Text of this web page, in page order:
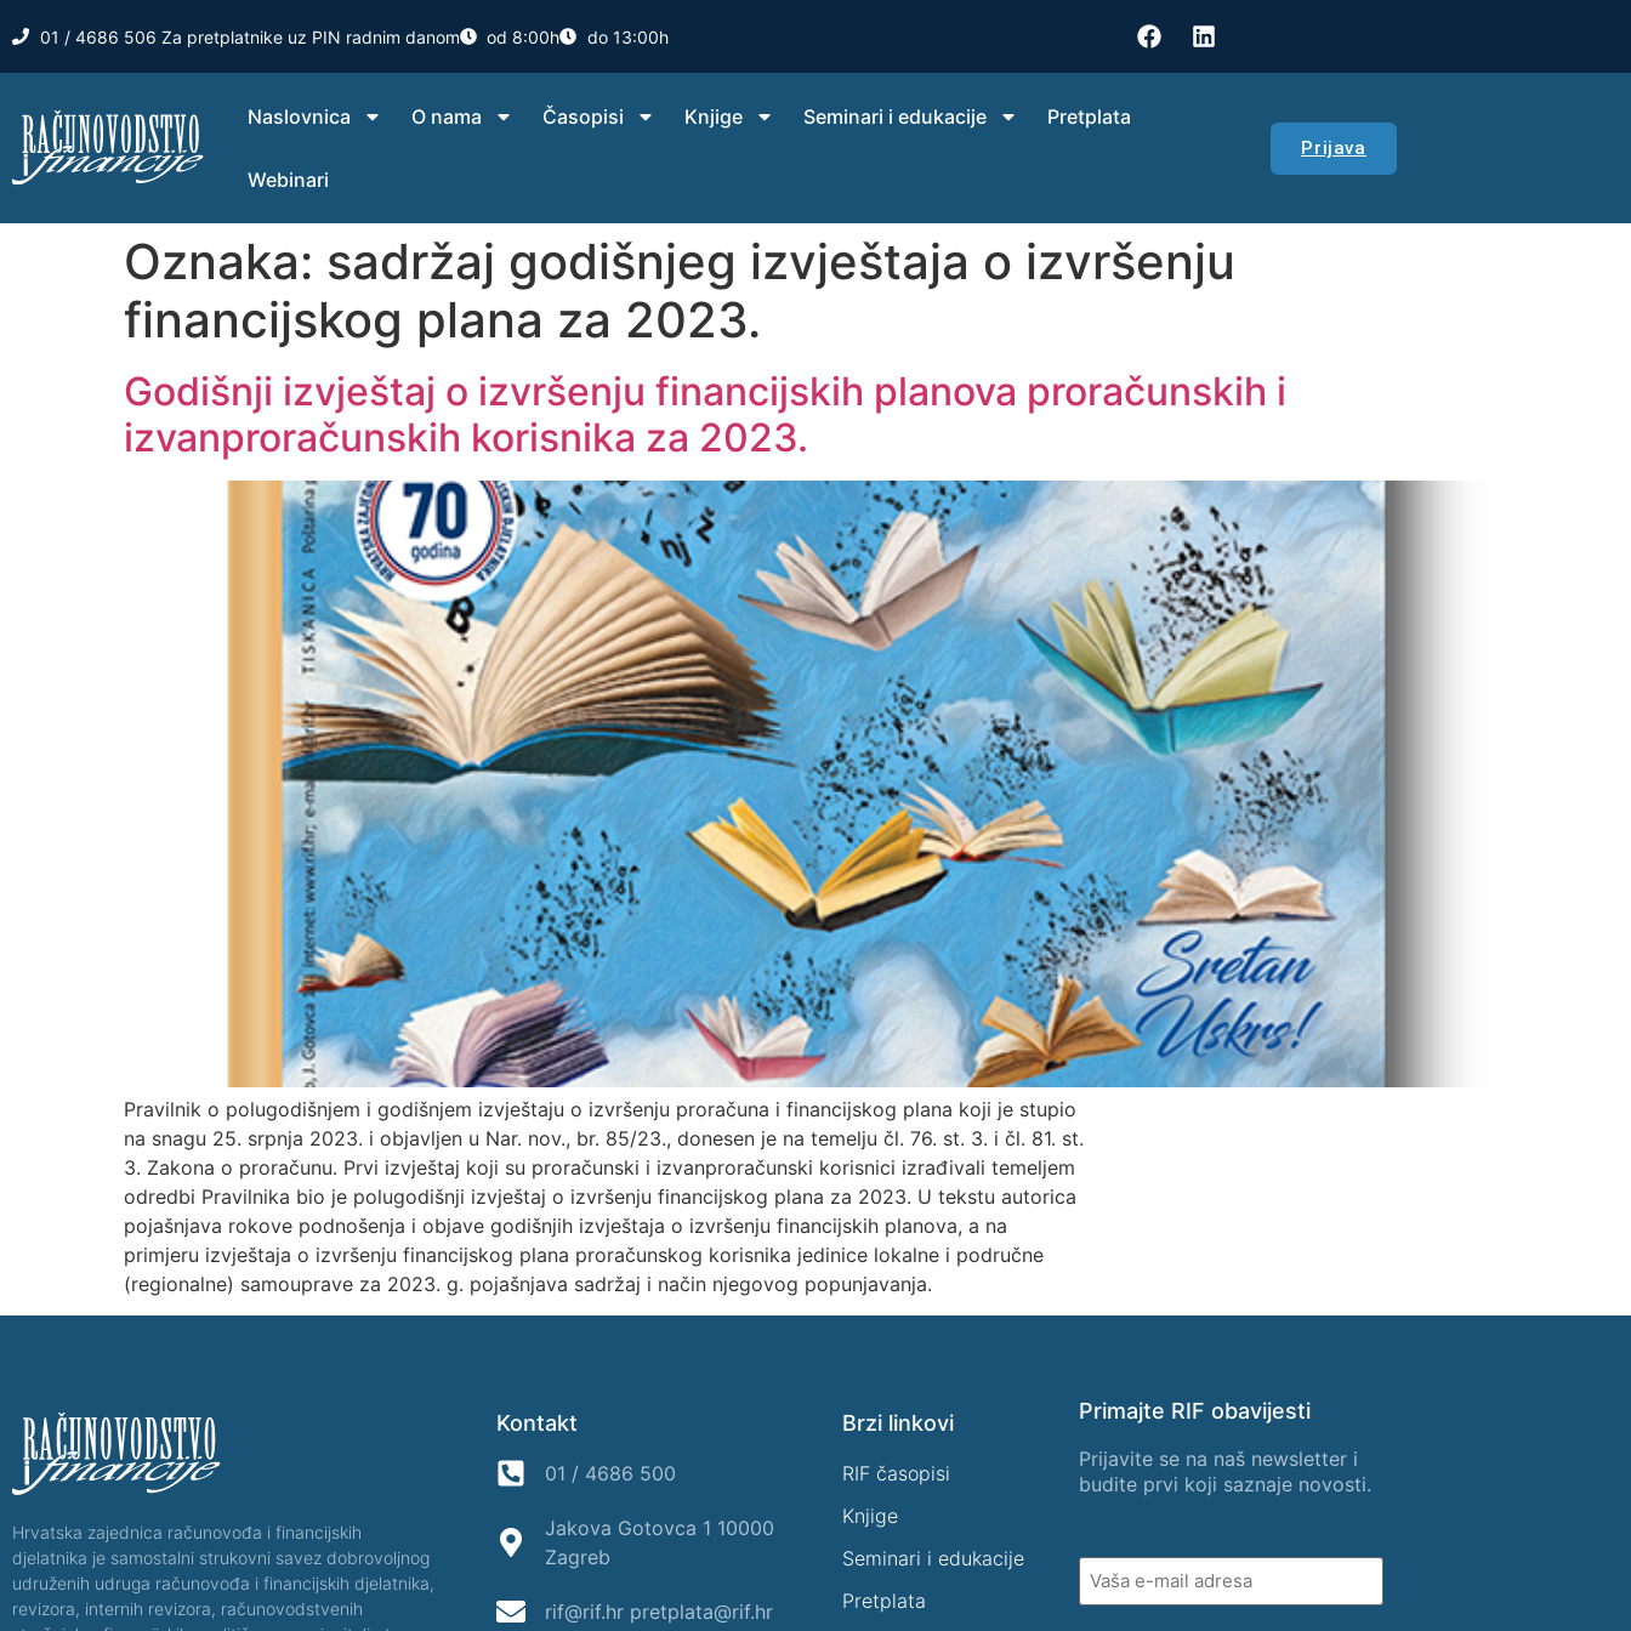
01 / 4686 506 Za pretplatnike uz PIN radnim danom od 8:00h do 13:00h
Naslovnica O nama Časopisi Knjige Seminari i edukacije Pretplata
Webinari
Prijava
Oznaka: sadržaj godišnjeg izvještaja o izvršenju
financijskog plana za 2023.
Godišnji izvještaj o izvršenju financijskih planova proračunskih i
izvanproračunskih korisnika za 2023.
Pravilnik o polugodišnjem i godišnjem izvještaju o izvršenju proračuna i financijskog plana koji je stupio
na snagu 25. srpnja 2023. i objavljen u Nar. nov., br. 85/23., donesen je na temelju čl. 76. st. 3. i čl. 81. st.
3. Zakona o proračunu. Prvi izvještaj koji su proračunski i izvanproračunski korisnici izrađivali temeljem
odredbi Pravilnika bio je polugodišnji izvještaj o izvršenju financijskog plana za 2023. U tekstu autorica
pojašnjava rokove podnošenja i objave godišnjih izvještaja o izvršenju financijskih planova, a na
primjeru izvještaja o izvršenju financijskog plana proračunskog korisnika jedinice lokalne i područne
(regionalne) samouprave za 2023. g. pojašnjava sadržaj i način njegovog popunjavanja.
Hrvatska zajednica računovođa i financijskih
djelatnika je samostalni strukovni savez dobrovoljnog
udruženih udruga računovođa i financijskih djelatnika,
revizora, internih revizora, računovodstvenih
Kontakt
01 / 4686 500
Jakova Gotovca 1 10000
Zagreb
rif@rif.hr pretplata@rif.hr
Brzi linkovi
RIF časopisi
Knjige
Seminari i edukacije
Pretplata
Primajte RIF obavijesti
Prijavite se na naš newsletter i
budite prvi koji saznaje novosti.
Vaša
e-
mail